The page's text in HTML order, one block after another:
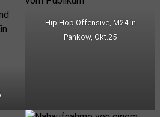
Hip Hop Offensive, M24 in
Pankow, Okt.25